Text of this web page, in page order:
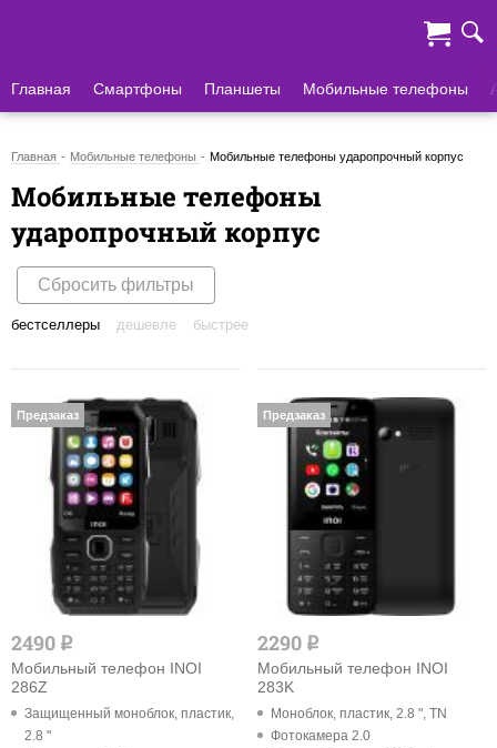
Главная Смартфоны Планшеты Мобильные телефоны
Главная Мобильные телефоны Мобильные телефоны ударопрочный корпус
Мобильные телефоны
ударопрочный корпус
Сбросить фильтры
бестселлеры дешевле быстрее
2490 q
Мобильный телефон INOI
286Z
Защищенный моноблок, пластик,
2.8 "
Предзаказ
2290 q
Мобильный телефон INOI
283K
Моноблок, пластик, 2.8 ", TN
Фотокамера 2.0
Предзаказ